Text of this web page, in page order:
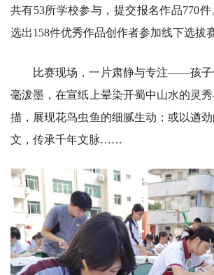
共有53所学校参与，提交报名作品770件
选出158件优秀作品创作者参加线下选拔赛
比赛现场，一片肃静与专注——孩子
毫泼墨，在宣纸上晕染开蜀中山水的灵
描，展现花鸟虫鱼的细腻生动；或以遒
文，传承千年文脉……